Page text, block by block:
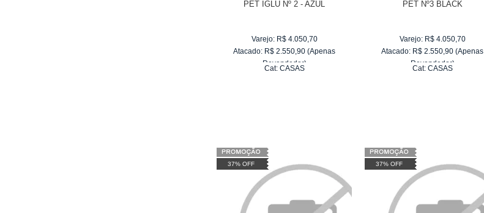
PET IGLU Nº 2 - AZUL
Varejo: R$ 4.050,70
Atacado: R$ 2.550,90 (Apenas
Revendedor)
Cat: CASAS
PET Nº3 BLACK
Varejo: R$ 4.050,70
Atacado: R$ 2.550,90 (Apenas
Revendedor)
Cat: CASAS
37% OFF 37% OFF